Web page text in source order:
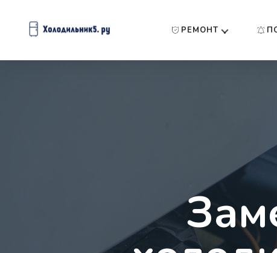
РЕМОНТ